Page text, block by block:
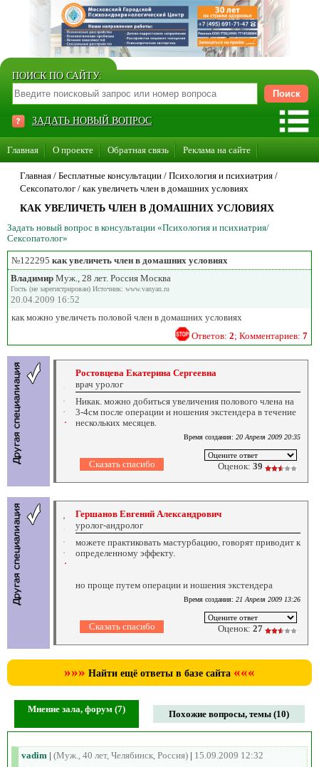
ПОИСК ПО САЙТУ:
ЗАДАТЬ НОВЫЙ ВОПРОС
Главная О проекте Обратная связь Реклама на сайте
Стать консультантом нашего сайта
Главная / Бесплатные консультации / Психология и психиатрия /
Сексопатолог / как увеличеть член в домашних условиях
КАК УВЕЛИЧЕТЬ ЧЛЕН В ДОМАШНИХ УСЛОВИЯХ
Задать новый вопрос в консультации «Психология и психиатрия/
Сексопатолог»
№122295 как увеличеть член в домашних условиях
Владимир Муж., 28 лет. Россия Москва
Гость (не зарегистрирован) Источник: www.vanyan.ru
20.04.2009 16:52
как можно увеличеть половой член в домашних условиях
Ответов: 2; Комментариев: 7
Ростовцева Екатерина Сергеевна
врач уролог
Никак. можно добиться увеличения полового члена на
3-4см после операции и ношения экстендера в течение
нескольких месяцев.
Время создания: 20 Апреля 2009 20:35
Оценок: 39
Гершанов Евгений Александрович
уролог-андролог
можете практиковать мастурбацию, говорят приводит к
определенному эффекту.
но проще путем операции и ношения экстендера
Время создания: 21 Апреля 2009 13:26
Оценок: 27
»»» Найти ещё ответы в базе сайта «««
Мнение зала, форум (7) Похожие вопросы, темы (10)
vadim | (Муж., 40 лет, Челябинск, Россия) | 15.09.2009 12:32